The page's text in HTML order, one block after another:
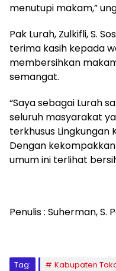
menutupi makam,”
Pak Lurah, Zulkifli, S.
terima kasih kepada
membersihkan
semangat.
“Saya sebagai Lurah
seluruh masyarakat
terkhusus Lingkungan
Dengan
umum ini terlihat
Penulis : Suherman, S.
Tag: Kabupaten